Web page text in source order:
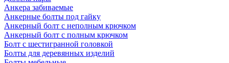
Анкера забиваемые
Анкерные болты под гайку
Анкерный болт с неполным крючком
Анкерный болт с полным крючком
Болт с шестигранной головкой
Болты для деревянных изделий